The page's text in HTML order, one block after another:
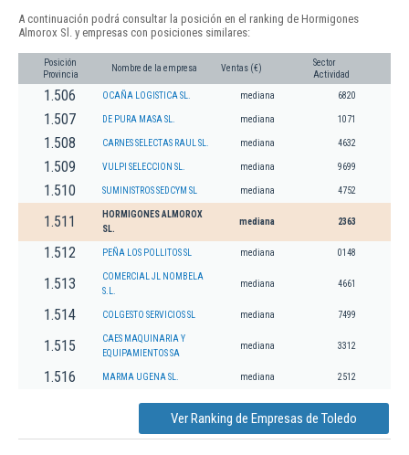
A continuación podrá consultar la posición en el ranking de Hormigones
Almorox Sl. y empresas con posiciones similares:
Posición
Provincia
Nombre de la empresa Ventas (€)
Sector
Actividad
1.506 OCAÑA LOGISTICA SL. mediana 6820
1.507 DE PURA MASA SL. mediana 1071
1.508 CARNES SELECTAS RAUL SL. mediana 4632
1.509 VULPI SELECCION SL. mediana 9699
1.510 SUMINISTROS SEDCYM SL mediana 4752
1.511
HORMIGONES ALMOROX
SL.
mediana 2363
1.512 PEÑA LOS POLLITOS SL mediana 0148
1.513
COMERCIAL JL NOMBELA
S.L.
mediana 4661
1.514 COLGESTO SERVICIOS SL mediana 7499
1.515
CAES MAQUINARIA Y
EQUIPAMIENTOS SA
mediana 3312
1.516 MARMA UGENA SL. mediana 2512
Ver Ranking de Empresas de Toledo